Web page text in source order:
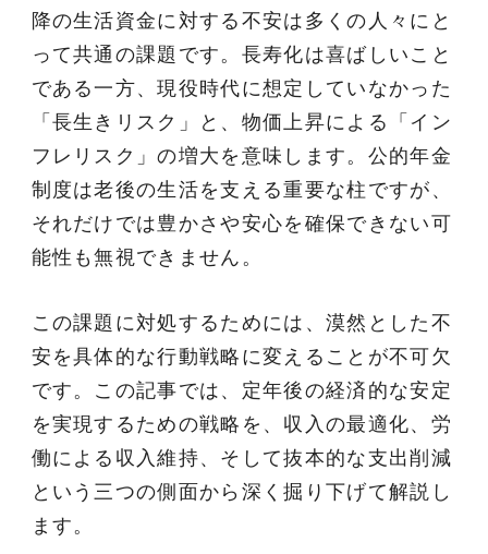
降の生活資金に対する不安は多くの人々にと
って共通の課題です。長寿化は喜ばしいこと
である一方、現役時代に想定していなかった
「長生きリスク」と、物価上昇による「イン
フレリスク」の増大を意味します。公的年金
制度は老後の生活を支える重要な柱ですが、
それだけでは豊かさや安心を確保できない可
能性も無視できません。
この課題に対処するためには、漠然とした不
安を具体的な行動戦略に変えることが不可欠
です。この記事では、定年後の経済的な安定
を実現するための戦略を、収入の最適化、労
働による収入維持、そして抜本的な支出削減
という三つの側面から深く掘り下げて解説し
ます。